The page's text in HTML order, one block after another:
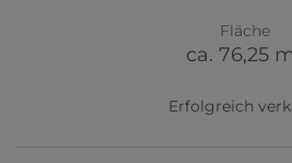
Fläche
ca. 76,25
Erfolgreich